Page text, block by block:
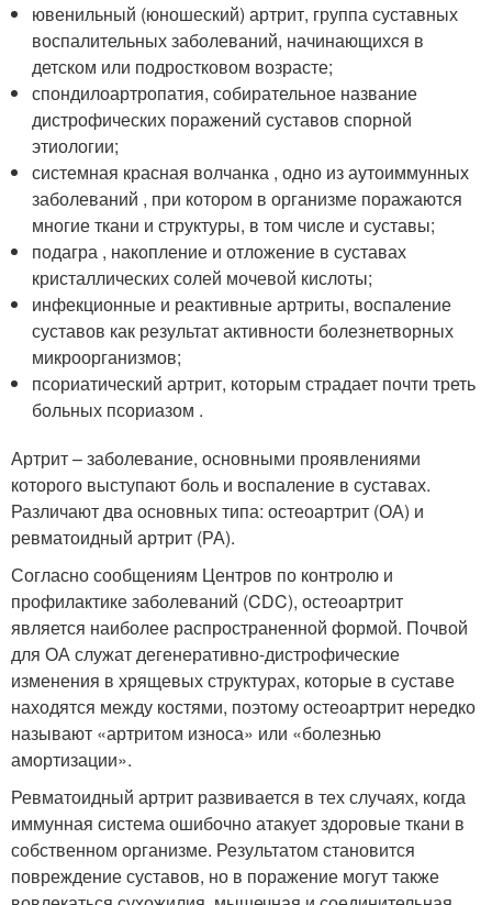
ювенильный (юношеский) артрит, группа суставных
воспалительных заболеваний, начинающихся в
детском или подростковом возрасте;
спондилоартропатия, собирательное название
дистрофических поражений суставов спорной
этиологии;
системная красная волчанка , одно из аутоиммунных
заболеваний , при котором в организме поражаются
многие ткани и структуры, в том числе и суставы;
подагра , накопление и отложение в суставах
кристаллических солей мочевой кислоты;
инфекционные и реактивные артриты, воспаление
суставов как результат активности болезнетворных
микроорганизмов;
псориатический артрит, которым страдает почти треть
больных псориазом .
Артрит – заболевание, основными проявлениями
которого выступают боль и воспаление в суставах.
Различают два основных типа: остеоартрит (ОА) и
ревматоидный артрит (РА).
Согласно сообщениям Центров по контролю и
профилактике заболеваний (CDC), остеоартрит
является наиболее распространенной формой. Почвой
для ОА служат дегенеративно-дистрофические
изменения в хрящевых структурах, которые в суставе
находятся между костями, поэтому остеоартрит нередко
называют «артритом износа» или «болезнью
амортизации».
Ревматоидный артрит развивается в тех случаях, когда
иммунная система ошибочно атакует здоровые ткани в
собственном организме. Результатом становится
повреждение суставов, но в поражение могут также